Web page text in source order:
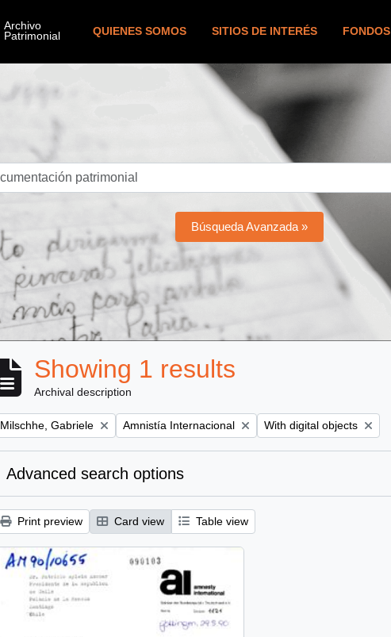
QUIENES SOMOS SITIOS DE INTERÉS FONDOS
Búsqueda Avanzada »
Showing 1 results
Archival description
Remove filter:
Milschhe, Gabriele Remove filter:
Amnistía Internacional Remove filter:
With digital objects
Advanced search options
Print preview Card view Table view